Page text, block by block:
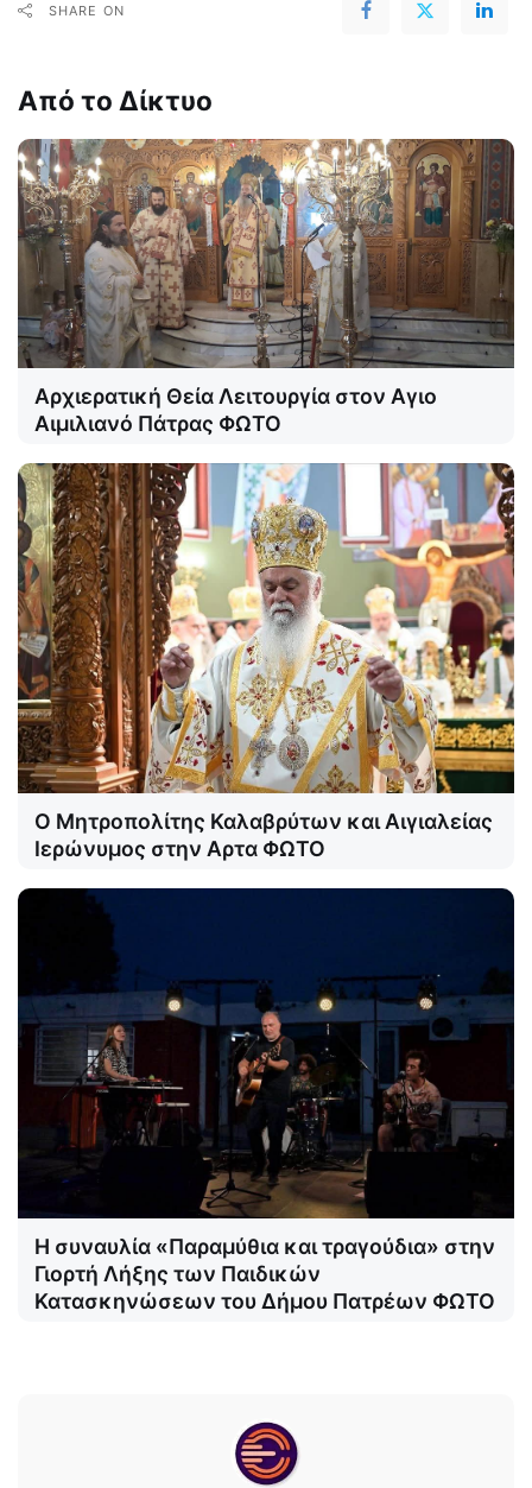
SHARE ON
Από το Δίκτυο
Αρχιερατική Θεία Λειτουργία στον Αγιο
Αιμιλιανό Πάτρας ΦΩΤΟ
Ο Μητροπολίτης Καλαβρύτων και Αιγιαλείας
Ιερώνυμος στην Αρτα ΦΩΤΟ
Η συναυλία «Παραμύθια και τραγούδια» στην
Γιορτή Λήξης των Παιδικών
Κατασκηνώσεων του Δήμου Πατρέων ΦΩΤΟ